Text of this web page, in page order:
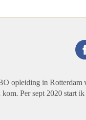
opleiding in
Per sept 2020 start